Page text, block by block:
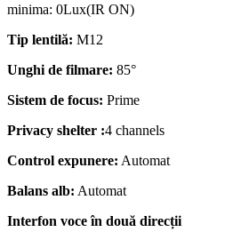
minima: 0Lux(IR ON)
Tip lentilă: M12
Unghi de filmare: 85°
Sistem de focus: Prime
Privacy shelter :4 channels
Control expunere: Automat
Balans alb: Automat
Interfon voce în două direcții